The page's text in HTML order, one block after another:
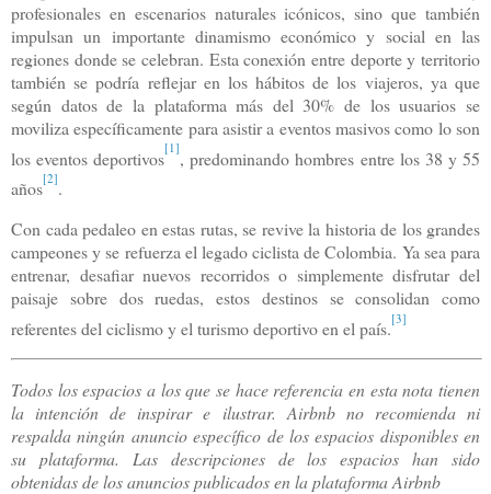
profesionales en escenarios naturales icónicos, sino que también
impulsan un importante dinamismo económico y social en las
regiones donde se celebran. Esta conexión entre deporte y territorio
también se podría reflejar en los hábitos de los viajeros, ya que
según datos de la plataforma más del 30% de los usuarios se
moviliza específicamente para asistir a eventos masivos como lo son
los eventos deportivos[1], predominando hombres entre los 38 y 55
años[2].
Con cada pedaleo en estas rutas, se revive la historia de los grandes
campeones y se refuerza el legado ciclista de Colombia. Ya sea para
entrenar, desafiar nuevos recorridos o simplemente disfrutar del
paisaje sobre dos ruedas, estos destinos se consolidan como
referentes del ciclismo y el turismo deportivo en el país.[3]
Todos los espacios a los que se hace referencia en esta nota tienen
la intención de inspirar e ilustrar. Airbnb no recomienda ni
respalda ningún anuncio específico de los espacios disponibles en
su plataforma. Las descripciones de los espacios han sido
obtenidas de los anuncios publicados en la plataforma Airbnb